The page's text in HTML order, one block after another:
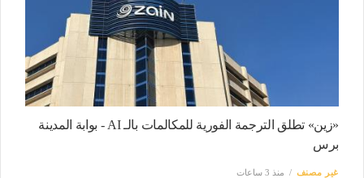
«زين» تطلق الترجمة الفورية للمكالمات بالـ AI - بوابة المدينة
برس
غير مصنف منذ 3 ساعات